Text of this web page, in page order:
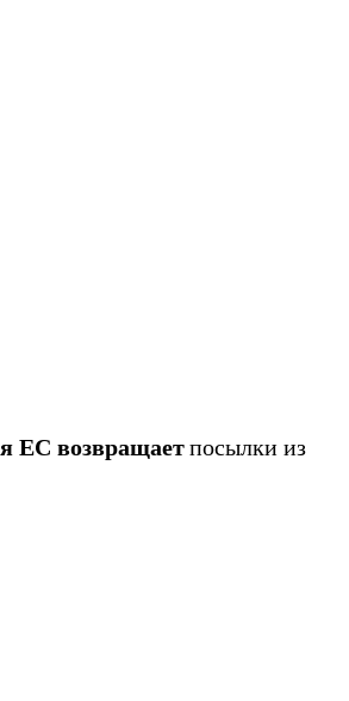
ЕС возвращаетпосылки из